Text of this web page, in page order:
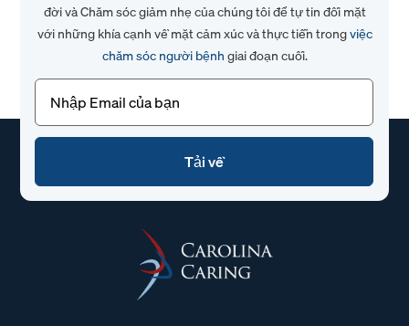
đời và Chăm sóc giảm nhẹ của chúng tôi để tự tin đối mặt
với những khía cạnh về mặt cảm xúc và thực tiễn trongviệc
chăm sóc người bệnh giai đoạn cuối.
Email
(Bắt
buộc)